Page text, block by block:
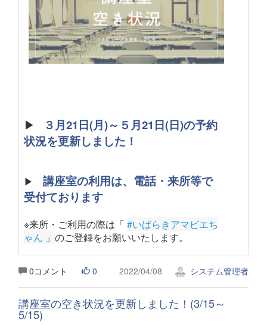
▶
３月21日(月)～５月21日(日)の予約
状況を更新しました！
▶ 講座室の利用は、電話・来所等で
受付ております
※来所・ご利用の際は「 #いばらきアマビエち
ゃん 」 のご登録をお願いいたします。
0コメント 0 2022/04/08 システム管理者
講座室の空き状況を更新しました！(3/15～
5/15)